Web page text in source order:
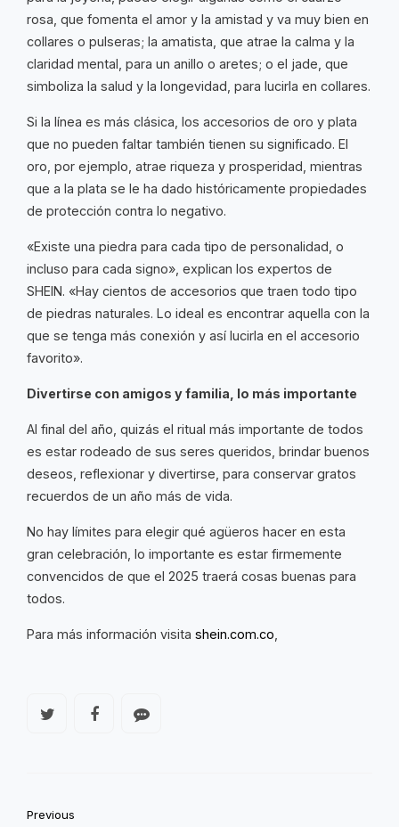
rosa, que fomenta el amor y la amistad y va muy bien en
collares o pulseras; la amatista, que atrae la calma y la
claridad mental, para un anillo o aretes; o el jade, que
simboliza la salud y la longevidad, para lucirla en collares.
Si la línea es más clásica, los accesorios de oro y plata
que no pueden faltar también tienen su significado. El
oro, por ejemplo, atrae riqueza y prosperidad, mientras
que a la plata se le ha dado históricamente propiedades
de protección contra lo negativo.
«Existe una piedra para cada tipo de personalidad, o
incluso para cada signo», explican los expertos de
SHEIN. «Hay cientos de accesorios que traen todo tipo
de piedras naturales. Lo ideal es encontrar aquella con la
que se tenga más conexión y así lucirla en el accesorio
favorito».
Divertirse con amigos y familia, lo más importante
Al final del año, quizás el ritual más importante de todos
es estar rodeado de sus seres queridos, brindar buenos
deseos, reflexionar y divertirse, para conservar gratos
recuerdos de un año más de vida.
No hay límites para elegir qué agüeros hacer en esta
gran celebración, lo importante es estar firmemente
convencidos de que el 2025 traerá cosas buenas para
todos.
Para más información visita shein.com.co
Previous